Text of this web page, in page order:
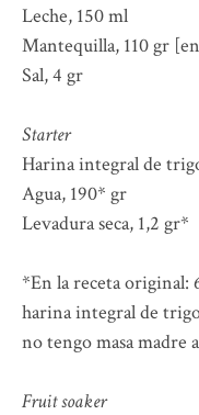
Leche, 150 ml
Mantequilla, 110 gr
Sal, 4 gr
Starter
Harina integral de
Agua, 190* gr
Levadura seca, 1,2 gr*
*En la receta original:
harina integral de
no tengo masa madre
Fruit soaker